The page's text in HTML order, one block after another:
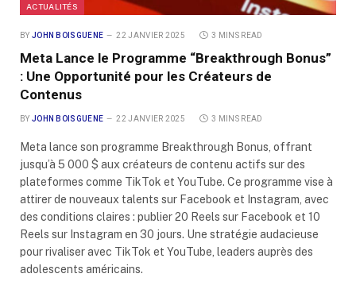
ACTUALITÉS
BY JOHN BOISGUENE 22 JANVIER 2025 3 MINS READ
Meta Lance le Programme “Breakthrough Bonus”
: Une Opportunité pour les Créateurs de
Contenus
BY JOHN BOISGUENE 22 JANVIER 2025 3 MINS READ
Meta lance son programme Breakthrough Bonus, offrant
jusqu’à 5 000 $ aux créateurs de contenu actifs sur des
plateformes comme TikTok et YouTube. Ce programme vise à
attirer de nouveaux talents sur Facebook et Instagram, avec
des conditions claires : publier 20 Reels sur Facebook et 10
Reels sur Instagram en 30 jours. Une stratégie audacieuse
pour rivaliser avec TikTok et YouTube, leaders auprès des
adolescents américains.